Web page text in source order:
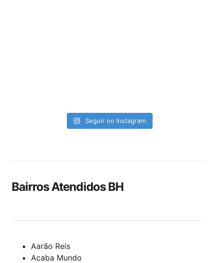
Seguir no Instagram
Bairros Atendidos BH
Aarão Reis
Acaba Mundo